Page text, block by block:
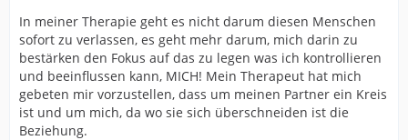
In meiner Therapie geht es nicht darum diesen Menschen
sofort zu verlassen, es geht mehr darum, mich darin zu
bestärken den Fokus auf das zu legen was ich kontrollieren
und beeinflussen kann, MICH! Mein Therapeut hat mich
gebeten mir vorzustellen, dass um meinen Partner ein Kreis
ist und um mich, da wo sie sich überschneiden ist die
Beziehung.